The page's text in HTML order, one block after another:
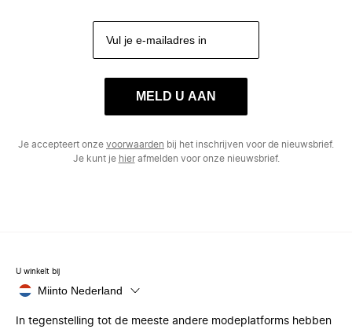
MELD U AAN
Je accepteert onze voorwaarden bij het inschrijven voor de nieuwsbrief.
Je kunt je hierafmelden voor onze nieuwsbrief.
U winkelt bij
Miinto Nederland
In tegenstelling tot de meeste andere modeplatforms hebben